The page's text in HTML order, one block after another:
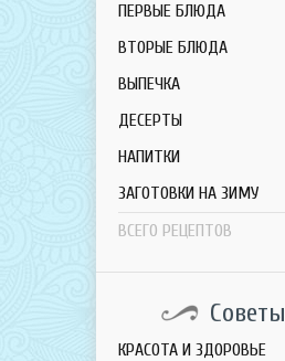
ПЕРВЫЕ БЛЮДА
ВТОРЫЕ БЛЮДА
ВЫПЕЧКА
ДЕСЕРТЫ
НАПИТКИ
ЗАГОТОВКИ НА ЗИМУ
ВСЕГО РЕЦЕПТОВ
Советы
КРАСОТА И ЗДОРОВЬЕ